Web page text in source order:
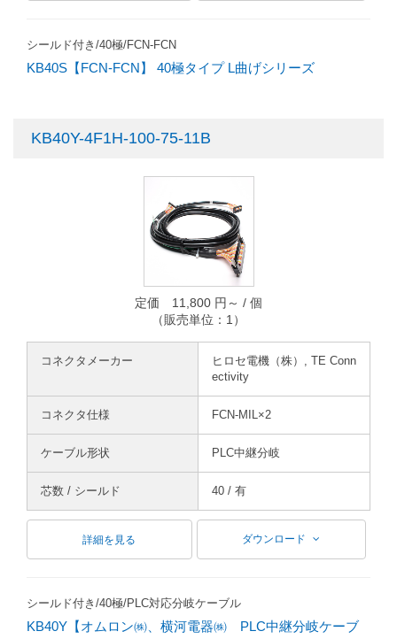
シールド付き/40極/FCN-FCN
KB40S【FCN-FCN】 40極タイプ L曲げシリーズ
KB40Y-4F1H-100-75-11B
定価 11,800 円～ / 個
（販売単位：1）
コネクタメーカー
ヒロセ電機（株）, TE Conn
ectivity
コネクタ仕様 FCN-MIL×2
ケーブル形状 PLC中継分岐
芯数 / シールド 40 / 有
詳細を見る ダウンロード
シールド付き/40極/PLC対応分岐ケーブル
KB40Y【オムロン㈱、横河電器㈱ PLC中継分岐ケーブ